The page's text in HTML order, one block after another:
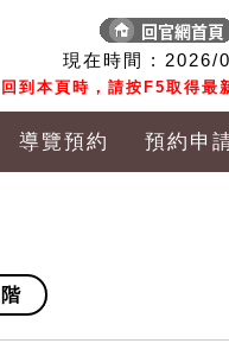
現在時間 : 2026/
到本頁時，請按F5取得最
導覽預約 預約申